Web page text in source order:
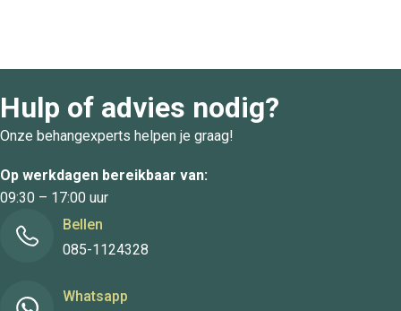
Hulp of advies nodig?
Onze behangexperts helpen je graag!
Op werkdagen bereikbaar van:
09:30 – 17:00 uur
Bellen
085-1124328
Whatsapp